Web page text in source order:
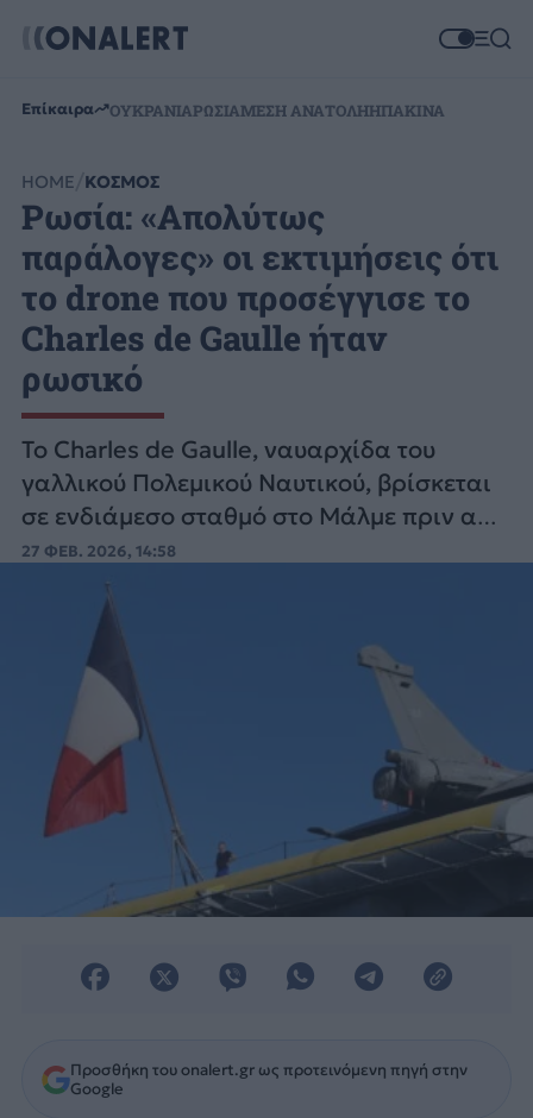
Επίκαιρα ΟΥΚΡΑΝΙΑΡΩΣΙΑΜΕΣΗ ΑΝΑΤΟΛΗΗΠΑΚΙΝΑ
HOME ΚΟΣΜΟΣ
Ρωσία: «Απολύτως
παράλογες» οι εκτιμήσεις ότι
το drone που προσέγγισε το
Charles de Gaulle ήταν
ρωσικό
Το Charles de Gaulle, ναυαρχίδα του
γαλλικού Πολεμικού Ναυτικού, βρίσκεται
σε ενδιάμεσο σταθμό στο Μάλμε πριν από
τη συμμετοχή του σε ασκήσεις του NATO.
27 ΦΕΒ. 2026, 14:58
Προσθήκη του onalert.gr ως προτεινόμενη πηγή στην
Google